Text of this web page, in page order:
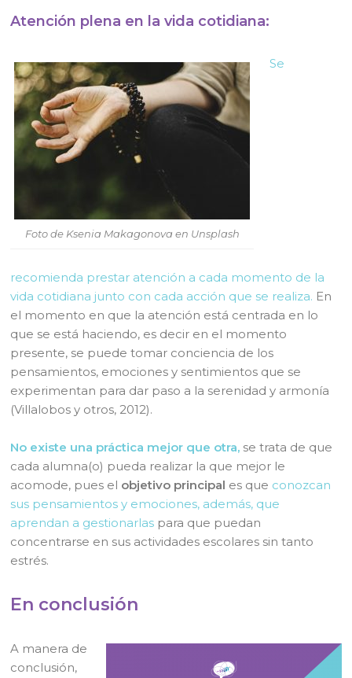
Atención plena en la vida cotidiana:
Foto de Ksenia Makagonova en Unsplash
Se
recomienda prestar atención a cada momento de la
vida cotidiana junto con cada acción que se realiza. En
el momento en que la atención está centrada en lo
que se está haciendo, es decir en el momento
presente, se puede tomar conciencia de los
pensamientos, emociones y sentimientos que se
experimentan para dar paso a la serenidad y armonía
(Villalobos y otros, 2012).
No existe una práctica mejor que otra, se trata de que
cada alumna(o) pueda realizar la que mejor le
acomode, pues el objetivo principal es que conozcan
sus pensamientos y emociones, además, que
aprendan a gestionarlas para que puedan
concentrarse en sus actividades escolares sin tanto
estrés.
En conclusión
A manera de
conclusión,